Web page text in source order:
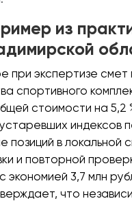
из
при экспертизе смет
спортивного
стоимости на 5,2
индексов
позиций в локальной
и повторной
экономией 3,7 млн
что